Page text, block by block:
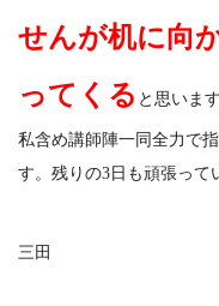
せんが机に向
ってくる と思いま
私含め講師陣一同全力で
す。残りの3日も頑張って
三田